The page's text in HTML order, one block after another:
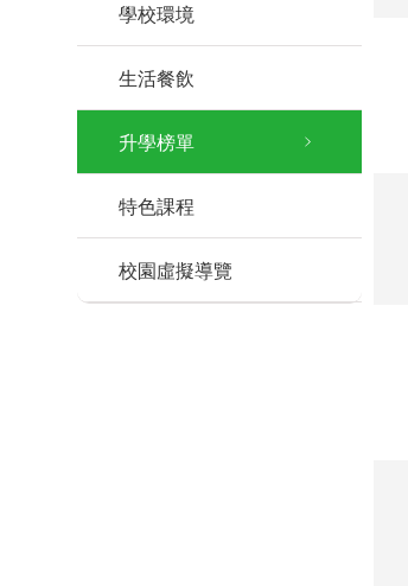
學校環境
生活餐飲
升學榜單
特色課程
校園虛擬導覽